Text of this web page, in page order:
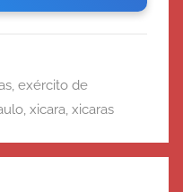
, exército de
, xicara, xicaras